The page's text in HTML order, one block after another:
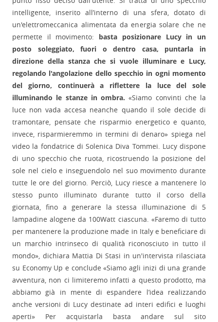
intelligente, inserito all’interno di una sfera, dotato di
un'elettromeccanica alimentata da energia solare che ne
permette il movimento: basta posizionare Lucy in un
posto soleggiato, fuori o dentro casa, puntarla in
direzione della stanza che si vuole illuminare e Lucy,
regolando l'angolazione dello specchio in ogni momento
del giorno, continuerà a riflettere la luce del sole
illuminando le stanze in ombra. «Siamo convinti che la
luce non vada accesa neanche quando il sole decide di
tramontare, pensate che risparmio energetico e quanto,
invece, risparmieremmo in termini di denaro» spiega nel
video la fondatrice di Solenica Diva Tommei. Lucy dispone
di uno specchio che ruota, ricostruendo la posizione del
sole nel cielo e inseguendolo nel suo movimento durante
tutte le ore del giorno. Perciò, Lucy riesce a mantenere lo
stesso punto illuminato durante tutto il corso della
giornata, fino a generare la stessa illuminazione di 5
lampadine alogene da 100Watt ciascuna. «Faremo di tutto
per mantenere la produzione made in Italy e beneficiare di
un marchio intrinseco di qualità riconosciuto in tutto il
mondo», dichiara Mattia Di Stasi in un'intervista rilasciata
su Economy Up e conclude «Siamo agli inizi di una grande
avventura, non ci limiteremo infatti a questo prodotto, ma
abbiamo già in mente di espandere l’idea realizzando
anche versioni di Lucy destinate ad interi edifici e luoghi
aperti» Per acquistarla basta andare sul sito